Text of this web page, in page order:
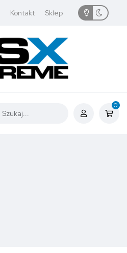
Kontakt Sklep
0